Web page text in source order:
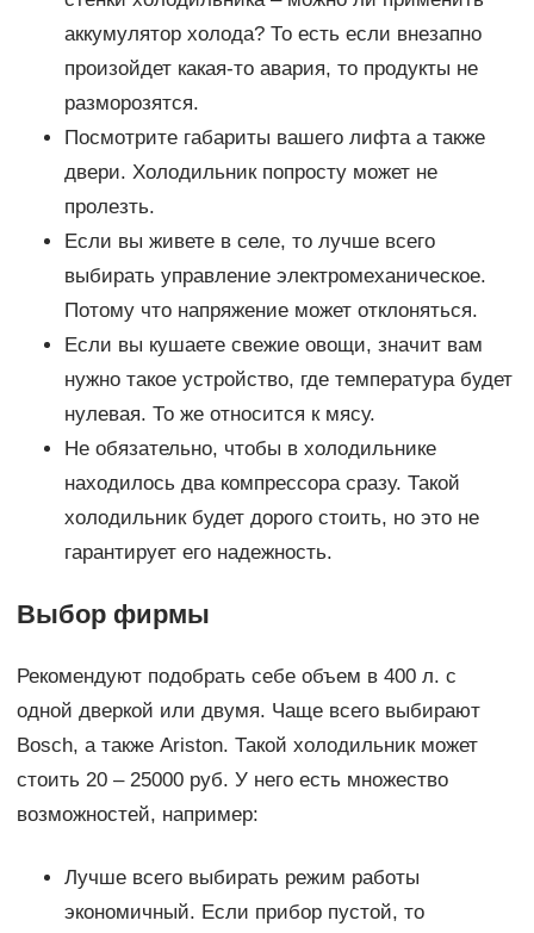
аккумулятор холода? То есть если внезапно
произойдет какая-то авария, то продукты не
разморозятся.
Посмотрите габариты вашего лифта а также
двери. Холодильник попросту может не
пролезть.
Если вы живете в селе, то лучше всего
выбирать управление электромеханическое.
Потому что напряжение может отклоняться.
Если вы кушаете свежие овощи, значит вам
нужно такое устройство, где температура будет
нулевая. То же относится к мясу.
Не обязательно, чтобы в холодильнике
находилось два компрессора сразу. Такой
холодильник будет дорого стоить, но это не
гарантирует его надежность.
Выбор фирмы
Рекомендуют подобрать себе объем в 400 л. с
одной дверкой или двумя. Чаще всего выбирают
Bosch, а также Ariston. Такой холодильник может
стоить 20 – 25000 руб. У него есть множество
возможностей, например:
Лучше всего выбирать режим работы
экономичный. Если прибор пустой, то